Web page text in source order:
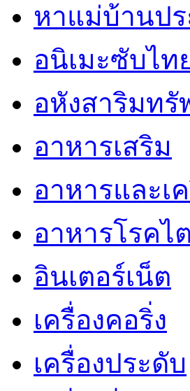
หาแม่บ้านป
อนิเมะซับไท
อหังสาริมทรั
อาหารเสริม
อาหารและเ
อาหารโรคไต
อินเตอร์เน็ต
เครื่องคอริ่ง
เครื่องประดับ